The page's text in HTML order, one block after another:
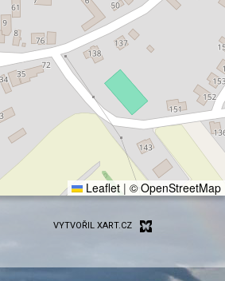
Leaflet | © OpenStreetMap
VYTVOŘIL XART.CZ